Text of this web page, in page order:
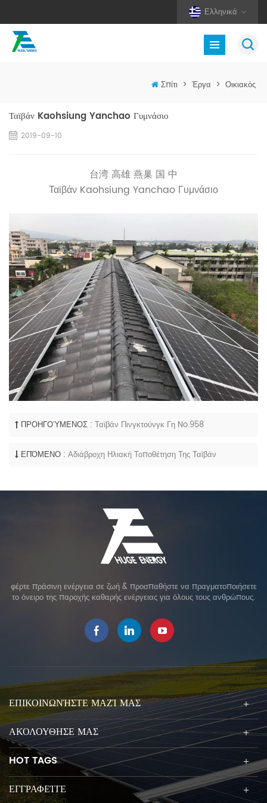
Ελληνικά
Σπίτι > Έργα > Οικιακός
Ταϊβάν Kaohsiung Yanchao Γυμνάσιο
2019-09-10
台湾 高雄 燕巢 国 中
Ταϊβάν Kaohsiung Yanchao Γυμνάσιο
ΠΡΟΗΓΟΎΜΕΝΟΣ : Ταϊβάν Πινγκτούνγκ Γη No.958
ΕΠΌΜΕΝΟ : Αδιάβροχη Ηλιακή Τοποθέτηση Της Ταϊβάν
φέρτε πράσινη ενέργεια σε ζωή & προσπαθήστε να πραγματοποιήσετε
το όνειρο της παροχής καθαρής ενέργειας για όλους τους ανθρώπους.
ΕΠΙΚΟΙΝΩΝΉΣΤΕ ΜΑΖΊ ΜΑΣ
ΑΚΟΛΟΥΘΗΣΕ ΜΑΣ
HOT TAGS
ΕΓΓΡΑΦΕΊΤΕ